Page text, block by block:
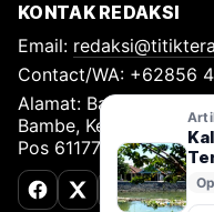
KONTAK REDAKSI
Email:
Contact/WA: +62856
Alamat: Bambe Nomor
Bambe, Kecamatan
Pos 61177
FacebookX (Twitter)
TikTok